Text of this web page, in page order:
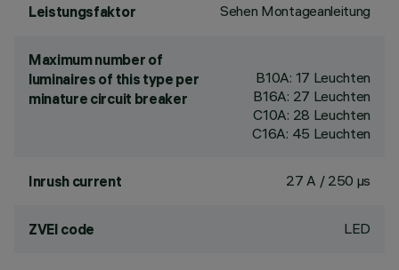
Leistungsfaktor Sehen Montageanleitung
Maximum number of
luminaires of this type per
minature circuit breaker
B10A: 17 Leuchten
B16A: 27 Leuchten
C10A: 28 Leuchten
C16A: 45 Leuchten
Inrush current 27 A / 250 µs
ZVEI code LED